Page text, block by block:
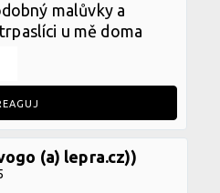
malůvky a
u mě doma
(a) lepra.cz))